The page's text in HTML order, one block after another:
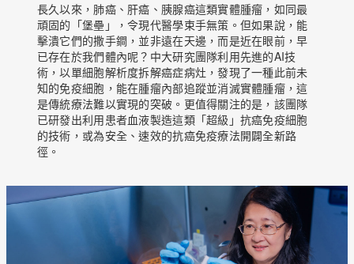
長久以來，肺癌、肝癌、胰腺癌這類實體腫瘤，如同最
頑固的「堡壘」，令現代醫學束手無策。但如果說，能
擊潰它們的撒手鐧，並非遠在天邊，而是近在眼前，早
已存在於我們體內呢？中大研究團隊利用先進的AI技
術，以單細胞解析度拆解癌症病灶，發現了一種此前未
知的免疫細胞，能在腫瘤內部追蹤並消滅實體腫瘤，這
是傳統療法難以實現的突破。更值得關注的是，該團隊
已研發出利用患者血液製造這類「超級」抗癌免疫細胞
的技術，或為安全、速效的抗癌免疫療法開闢全新路
徑。